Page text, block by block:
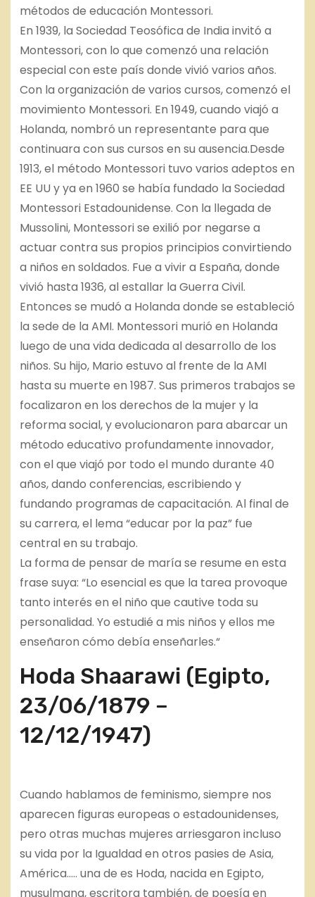
métodos de educación Montessori.
En 1939, la Sociedad Teosófica de India invitó a
Montessori, con lo que comenzó una relación
especial con este país donde vivió varios años.
Con la organización de varios cursos, comenzó el
movimiento Montessori. En 1949, cuando viajó a
Holanda, nombró un representante para que
continuara con sus cursos en su ausencia.Desde
1913, el método Montessori tuvo varios adeptos en
EE UU y ya en 1960 se había fundado la Sociedad
Montessori Estadounidense. Con la llegada de
Mussolini, Montessori se exilió por negarse a
actuar contra sus propios principios convirtiendo
a niños en soldados. Fue a vivir a España, donde
vivió hasta 1936, al estallar la Guerra Civil.
Entonces se mudó a Holanda donde se estableció
la sede de la AMI. Montessori murió en Holanda
luego de una vida dedicada al desarrollo de los
niños. Su hijo, Mario estuvo al frente de la AMI
hasta su muerte en 1987. Sus primeros trabajos se
focalizaron en los derechos de la mujer y la
reforma social, y evolucionaron para abarcar un
método educativo profundamente innovador,
con el que viajó por todo el mundo durante 40
años, dando conferencias, escribiendo y
fundando programas de capacitación. Al final de
su carrera, el lema “educar por la paz” fue
central en su trabajo.
La forma de pensar de maría se resume en esta
frase suya: “Lo esencial es que la tarea provoque
tanto interés en el niño que cautive toda su
personalidad. Yo estudié a mis niños y ellos me
enseñaron cómo debía enseñarles.“
Hoda Shaarawi (Egipto,
23/06/1879 –
12/12/1947)
Cuando hablamos de feminismo, siempre nos
aparecen figuras europeas o estadounidenses,
pero otras muchas mujeres arriesgaron incluso
su vida por la Igualdad en otros pasies de Asia,
América….. una de es Hoda, nacida en Egipto,
musulmana, escritora también, de poesía en